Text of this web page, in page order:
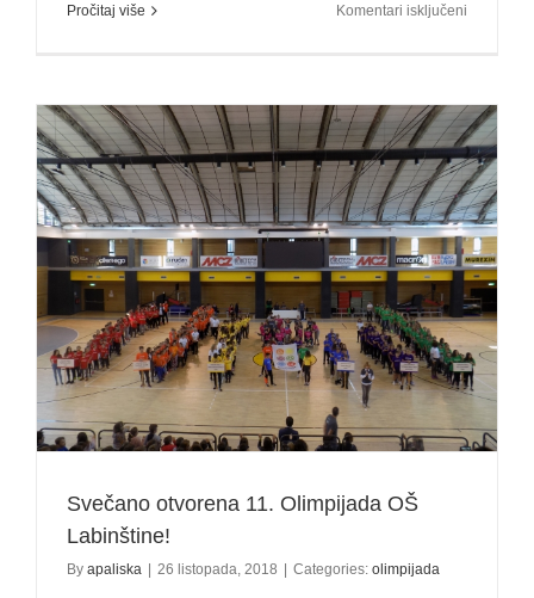
Pročitaj više Komentari isključeni
OŠ
Svečano otvorena 11. Olimpijada OŠ
Labinštine!
By apaliska | 26 listopada, 2018 | Categories: olimpijada